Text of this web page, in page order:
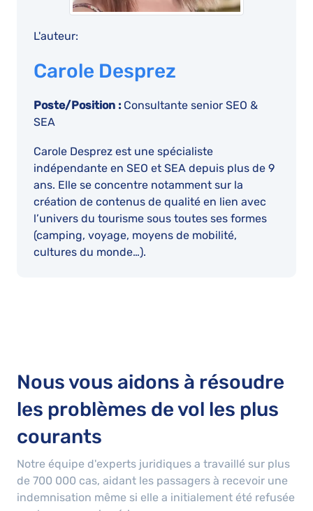
L'auteur:
Carole Desprez
Poste/Position : Consultante senior SEO &
SEA
Carole Desprez est une spécialiste
indépendante en SEO et SEA depuis plus de 9
ans. Elle se concentre notamment sur la
création de contenus de qualité en lien avec
l’univers du tourisme sous toutes ses formes
(camping, voyage, moyens de mobilité,
cultures du monde…).
Nous vous aidons à résoudre
les problèmes de vol les plus
courants
Notre équipe d'experts juridiques a travaillé sur plus
de 700 000 cas, aidant les passagers à recevoir une
indemnisation même si elle a initialement été refusée